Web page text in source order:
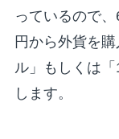
っているので
円から外貨を
ル」もしくは
します。